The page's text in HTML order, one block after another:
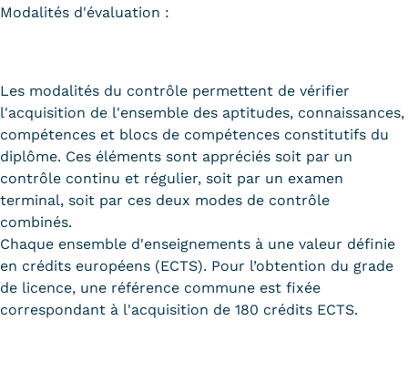
Modalités d'évaluation :
Les modalités du contrôle permettent de vérifier
l'acquisition de l'ensemble des aptitudes, connaissances,
compétences et blocs de compétences constitutifs du
diplôme. Ces éléments sont appréciés soit par un
contrôle continu et régulier, soit par un examen
terminal, soit par ces deux modes de contrôle
combinés.
Chaque ensemble d'enseignements à une valeur définie
en crédits européens (ECTS). Pour l’obtention du grade
de licence, une référence commune est fixée
correspondant à l'acquisition de 180 crédits ECTS.